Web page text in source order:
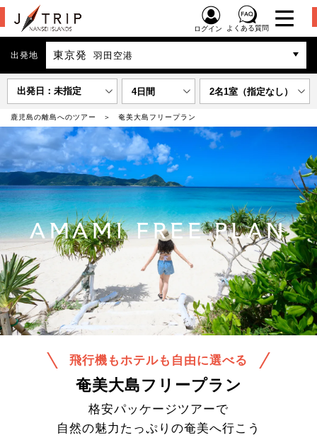
ログイン よくある質問
出発地 東京発 羽田空港
出発日：未指定 4日間 2名1室（指定なし）
鹿児島の離島へのツアー 奄美大島フリープラン
AMAMI FREE PLAN
飛行機もホテルも自由に選べる
奄美大島フリープラン
格安パッケージツアーで
自然の魅力たっぷりの奄美へ行こう